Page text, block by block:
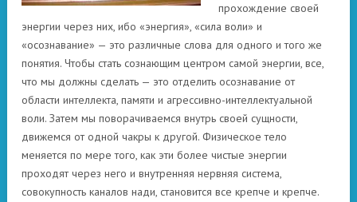
прохождение своей
энергии через них, ибо «энергия», «сила воли» и
«осознавание» — это различные слова для одного и того же
понятия. Чтобы стать сознающим центром самой энергии, все,
что мы должны сделать — это отделить осознавание от
области интеллекта, памяти и агрессивно-интеллектуальной
воли. Затем мы поворачиваемся внутрь своей сущности,
движемся от одной чакры к другой. Физическое тело
меняется по мере того, как эти более чистые энергии
проходят через него и внутренняя нервняя система,
совокупность каналов нади, становится все крепче и крепче.